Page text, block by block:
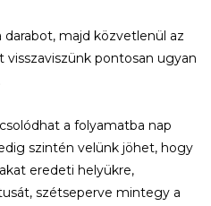
majd közvetlenül az
pontosan ugyan
a folyamatba nap
szintén velünk jöhet, hogy
eredeti helyükre,
szétseperve mintegy a